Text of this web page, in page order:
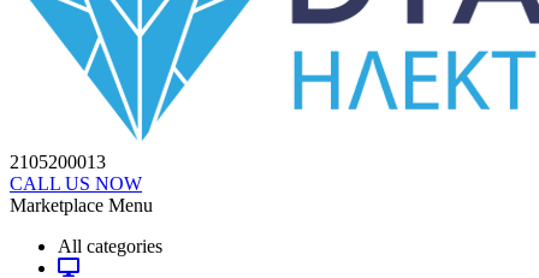
2105200013
CALL US NOW
Marketplace Menu
All categories